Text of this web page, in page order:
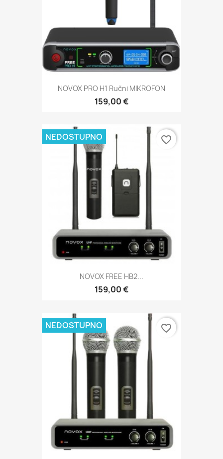
NOVOX PRO H1 Ručni MIKROFON
159,00 €
NOVOX FREE HB2...
159,00 €
NEDOSTUPNO favorite_border
NEDOSTUPNO favorite_border